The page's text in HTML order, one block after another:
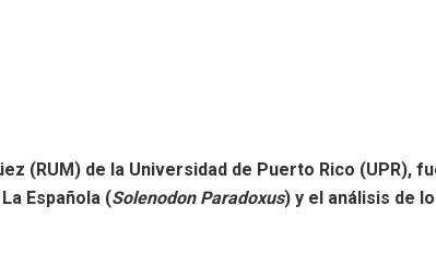
(RUM) de la Universidad de Puerto Rico (UPR),
Española (Solenodon Paradoxus) y el análisis de